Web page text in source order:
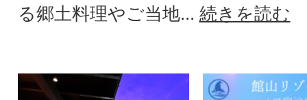
る郷土料理やご当地... 続きを読む